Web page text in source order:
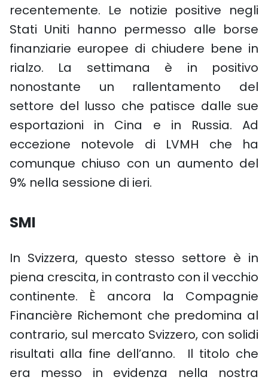
recentemente. Le notizie positive negli
Stati Uniti hanno permesso alle borse
finanziarie europee di chiudere bene in
rialzo. La settimana è in positivo
nonostante un rallentamento del
settore del lusso che patisce dalle sue
esportazioni in Cina e in Russia. Ad
eccezione notevole di LVMH che ha
comunque chiuso con un aumento del
9% nella sessione di ieri.
SMI
In Svizzera, questo stesso settore è in
piena crescita, in contrasto con il vecchio
continente. È ancora la Compagnie
Financière Richemont che predomina al
contrario, sul mercato Svizzero, con solidi
risultati alla fine dell’anno. Il titolo che
era messo in evidenza nella nostra